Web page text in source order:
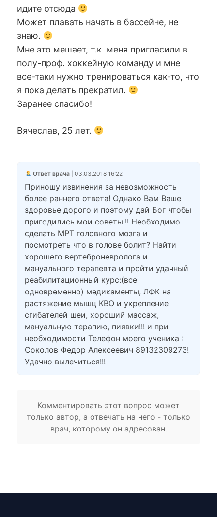
идите отсюда
Может плавать начать в бассейне, не
знаю.
Мне это мешает, т.к. меня пригласили в
полу-проф. хоккейную команду и мне
все-таки нужно тренироваться как-то, что
я пока делать прекратил.
Заранее спасибо!
Вячеслав, 25 лет.
Ответ врача| 03.03.2018 16:22
Приношу извинения за невозможность
более раннего ответа! Однако Вам Ваше
здоровье дорого и поэтому дай Бог чтобы
пригодились мои советы!!! Необходимо
сделать МРТ головного мозга и
посмотреть что в голове болит? Найти
хорошего вертеброневролога и
мануального терапевта и пройти удачный
реабилитационный курс:(все
одновременно) медикаменты, ЛФК на
растяжение мышц КВО и укрепление
сгибателей шеи, хороший массаж,
мануальную терапию, пиявки!!! и при
необходимости Телефон моего ученика :
Соколов Федор Алексеевич 89132309273!
Удачно вылечиться!!!
Комментировать этот вопрос может
только автор, а отвечать на него - только
врач, которому он адресован.